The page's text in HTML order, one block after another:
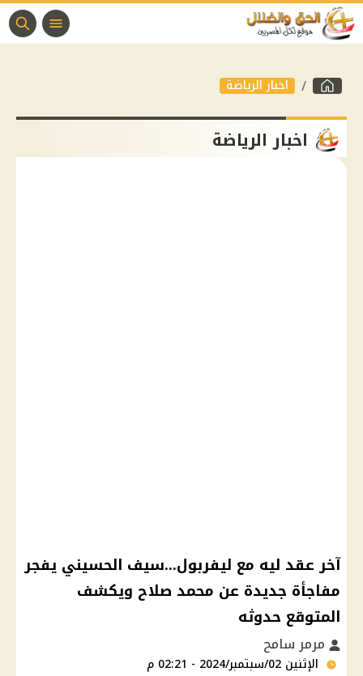
اخبار الرياضة
اخبار الرياضة
آخر عقد ليه مع ليفربول...سيف الحسيني يفجر
مفاجأة جديدة عن محمد صلاح ويكشف
المتوقع حدوثه
مرمر سامح
الإثنين 02/سبتمبر/2024 - 02:21 م